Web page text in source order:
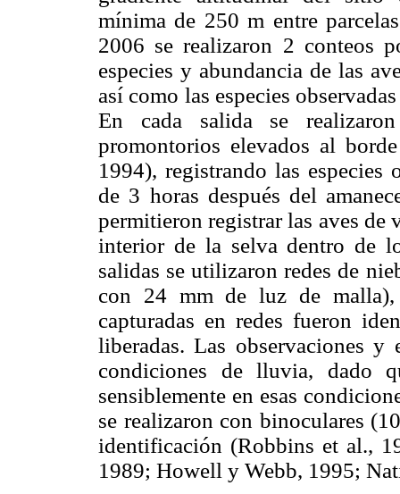
mínima de 250 m entre
2006 se realizaron 2 conteos
especies y abundancia de las
así como las especies
En cada salida se realizaron
promontorios elevados al
1994), registrando las especies
de 3 horas después del
permitieron registrar las aves de
interior de la selva dentro de
salidas se utilizaron redes de
con 24 mm de luz de malla),
capturadas en redes fueron
liberadas. Las observaciones y
condiciones de lluvia, dado
sensiblemente en esas
se realizaron con binoculares
identificación (Robbins et al.,
1989; Howell y Webb, 1995;